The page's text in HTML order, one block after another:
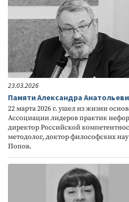
23.03.2026
Памяти Александра
22 марта 2026 г. ушел из жизни
Ассоциации лидеров практик
директор Российской
методолог, доктор философских
Попов.